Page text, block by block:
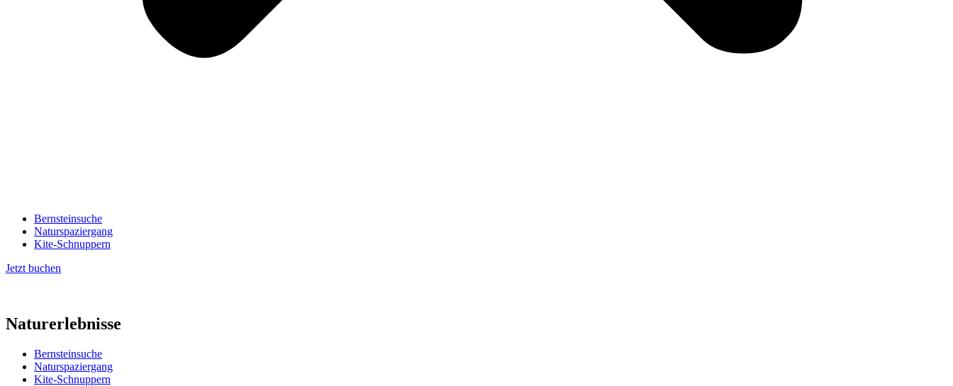
Bernsteinsuche
Naturspaziergang
Kite-Schnuppern
Jetzt buchen
Naturerlebnisse
Bernsteinsuche
Naturspaziergang
Kite-Schnuppern